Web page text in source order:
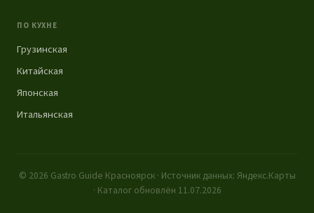
ПО КУХНЕ
Грузинская
Китайская
Японская
Итальянская
© 2026 Gastro Guide Красноярск · Источник данных: Яндекс.Карты
· Каталог обновлён 11.07.2026